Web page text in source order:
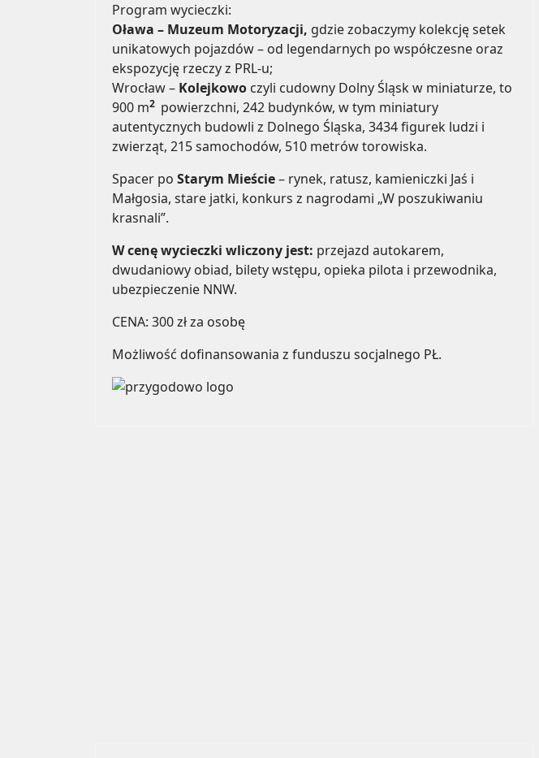
Program wycieczki:
Oława – Muzeum Motoryzacji, gdzie zobaczymy kolekcję setek
unikatowych pojazdów – od legendarnych po współczesne oraz
ekspozycję rzeczy z PRL-u;
Wrocław – Kolejkowo czyli cudowny Dolny Śląsk w miniaturze, to
900 m2 powierzchni, 242 budynków, w tym miniatury
autentycznych budowli z Dolnego Śląska, 3434 figurek ludzi i
zwierząt, 215 samochodów, 510 metrów torowiska.
Spacer po Starym Mieście– rynek, ratusz, kamieniczki Jaś i
Małgosia, stare jatki, konkurs z nagrodami „W poszukiwaniu
krasnali”.
W cenę wycieczki wliczony jest: przejazd autokarem,
dwudaniowy obiad, bilety wstępu, opieka pilota i przewodnika,
ubezpieczenie NNW.
CENA: 300 zł za osobę
Możliwość dofinansowania z funduszu socjalnego PŁ.